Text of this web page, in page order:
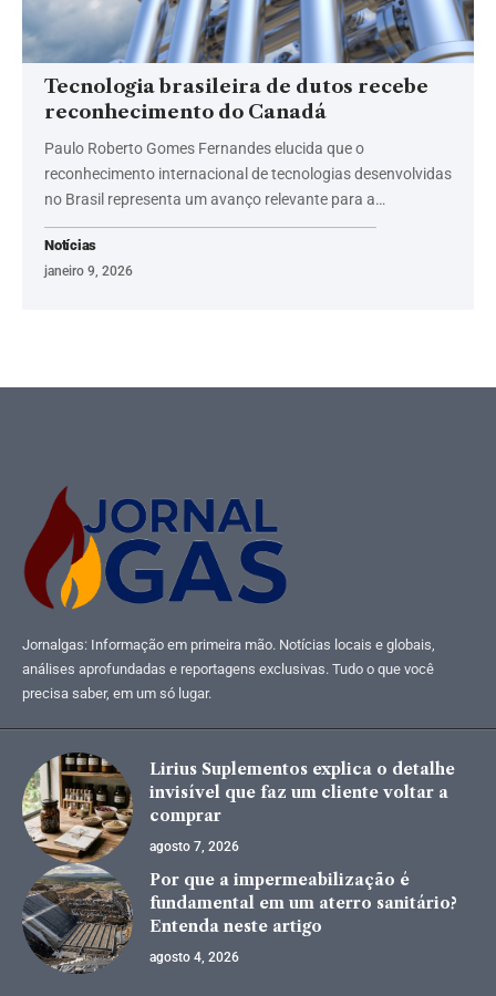
Tecnologia brasileira de dutos recebe
reconhecimento do Canadá
Paulo Roberto Gomes Fernandes elucida que o
reconhecimento internacional de tecnologias desenvolvidas
no Brasil representa um avanço relevante para a…
Notícias
janeiro 9, 2026
Jornalgas: Informação em primeira mão. Notícias locais e globais,
análises aprofundadas e reportagens exclusivas. Tudo o que você
precisa saber, em um só lugar.
Lirius Suplementos explica o detalhe
invisível que faz um cliente voltar a
comprar
agosto 7, 2026
Por que a impermeabilização é
fundamental em um aterro sanitário?
Entenda neste artigo
agosto 4, 2026